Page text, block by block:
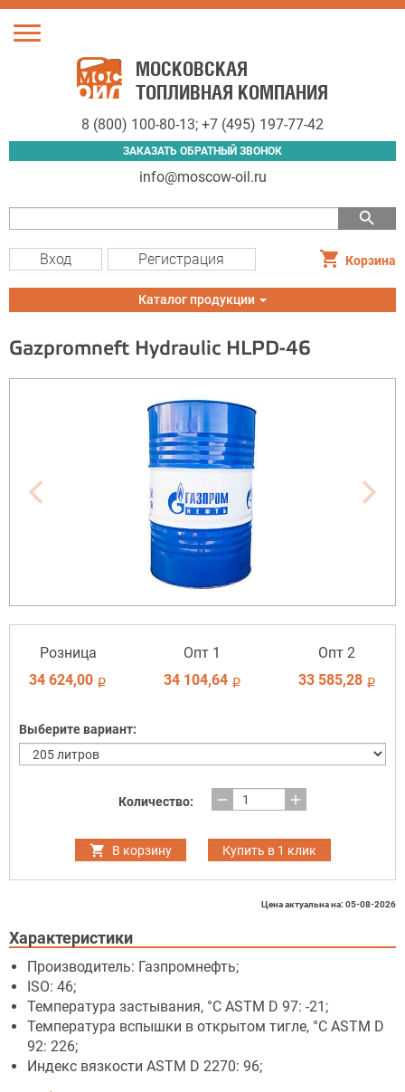
Toggle
МОСКОВСКАЯ
ТОПЛИВНАЯ КОМПАНИЯ
8 (800) 100-80-13; +7 (495) 197-77-42
ЗАКАЗАТЬ ОБРАТНЫЙ ЗВОНОК
info@moscow-oil.ru
search
Вход Регистрация Корзина
Toggle
navigation
Каталог продукции
Gazpromneft Hydraulic HLPD-46
Розница
34 624,00 i
Опт 1
34 104,64 i
Опт 2
33 585,28 i
Выберите вариант:
Количество: remove add
В корзину Купить в 1 клик
Цена актуальна на: 05-08-2026
Характеристики
Производитель: Газпромнефть;
ISO: 46;
Температура застывания, °C ASTM D 97: -21;
Температура вспышки в открытом тигле, °C ASTM D
92: 226;
Индекс вязкости ASTM D 2270: 96;